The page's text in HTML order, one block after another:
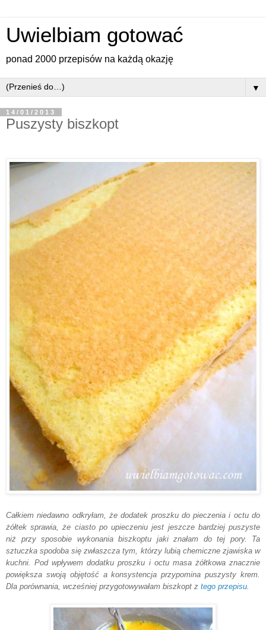
Uwielbiam gotować
ponad 2000 przepisów na każdą okazję
▼
14/01/2013
Puszysty biszkopt
Całkiem niedawno odkryłam, że dodatek proszku do pieczenia i octu do
żółtek sprawia, że ciasto po upieczeniu jest jeszcze bardziej puszyste
niż przy sposobie wykonania biszkoptu jaki znałam do tej pory. Ta
sztuczka spodoba się zwłaszcza tym, którzy lubią chemiczne zjawiska w
kuchni. Pod wpływem dodatku proszku i octu masa żółtkowa znacznie
powiększa swoją objętość a konsystencja przypomina puszysty krem.
Dla porównania, wcześniej przygotowywałam biszkopt z tego przepisu.